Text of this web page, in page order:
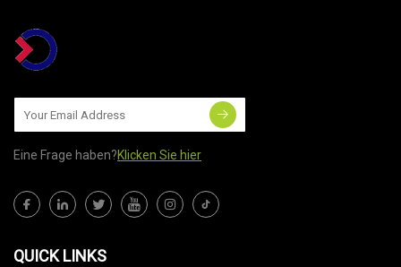
Eine Frage haben?Klicken Sie hier
QUICK LINKS